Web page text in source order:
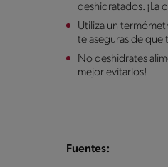
deshidratados. ¡La
Utiliza un
te aseguras de
No deshidrates
mejor evitarlos!
Fuentes: